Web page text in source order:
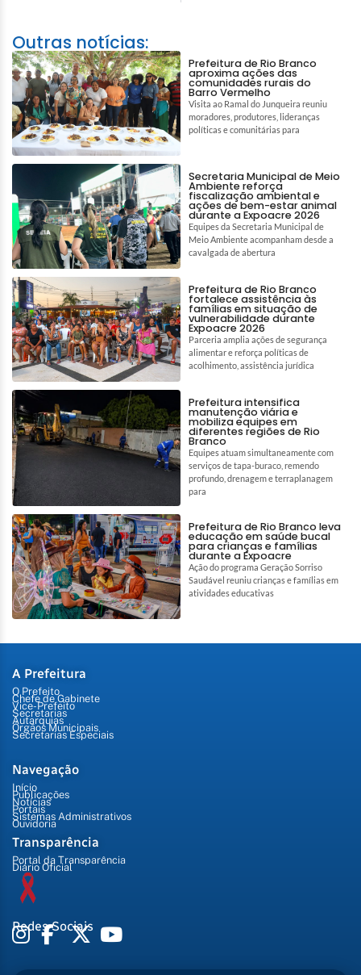
Outras notícias:
Prefeitura de Rio Branco
aproxima ações das
comunidades rurais do
Barro Vermelho
Visita ao Ramal do Junqueira reuniu
moradores, produtores, lideranças
políticas e comunitárias para
Secretaria Municipal de Meio
Ambiente reforça
fiscalização ambiental e
ações de bem-estar animal
durante a Expoacre 2026
Equipes da Secretaria Municipal de
Meio Ambiente acompanham desde a
cavalgada de abertura
Prefeitura de Rio Branco
fortalece assistência às
famílias em situação de
vulnerabilidade durante
Expoacre 2026
Parceria amplia ações de segurança
alimentar e reforça políticas de
acolhimento, assistência jurídica
Prefeitura intensifica
manutenção viária e
mobiliza equipes em
diferentes regiões de Rio
Branco
Equipes atuam simultaneamente com
serviços de tapa-buraco, remendo
profundo, drenagem e terraplanagem
para
Prefeitura de Rio Branco leva
educação em saúde bucal
para crianças e famílias
durante a Expoacre
Ação do programa Geração Sorriso
Saudável reuniu crianças e famílias em
atividades educativas
A Prefeitura
O Prefeito
Chefe de Gabinete
Vice-Prefeito
Secretarias
Autarquias
Órgãos Municipais
Secretarias Especiais
Navegação
Início
Publicações
Notícias
Portais
Sistemas Administrativos
Ouvidoria
Transparência
Portal da Transparência
Diário Oficial
Redes Sociais